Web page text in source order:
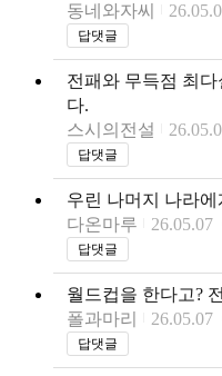
동네와자씨
답댓글
전패와 무득점 최
다.
스시의전설
답댓글
우린 나머지 나라
다온마루
26.05.07
답댓글
월드컵을 한다고?
폴과마리
26.05.07
답댓글